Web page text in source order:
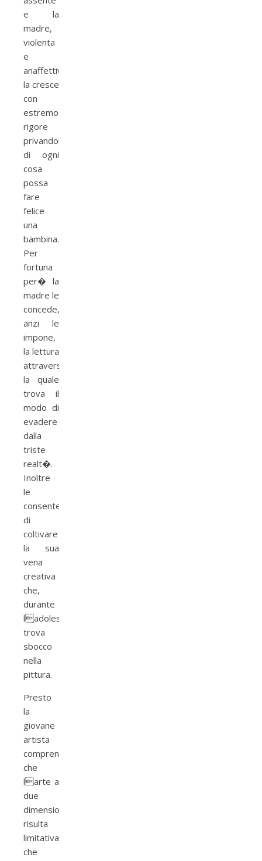
e la
madre,
violenta
e
anaffettiva,
la cresce
con
estremo
rigore
privandola
di ogni
cosa
possa
fare
felice
una
bambina.
Per
fortuna
per� la
madre le
concede,
anzi le
impone,
la lettura
attraverso
la quale
trova il
modo di
evadere
dalla
triste
realt�.
Inoltre
le
consente
di
coltivare
la sua
vena
creativa
che,
durante
ladolescenza,
trova
sbocco
nella
pittura.
Presto
la
giovane
artista
comprende
che
larte a
due
dimensioni
risulta
limitativa,
che